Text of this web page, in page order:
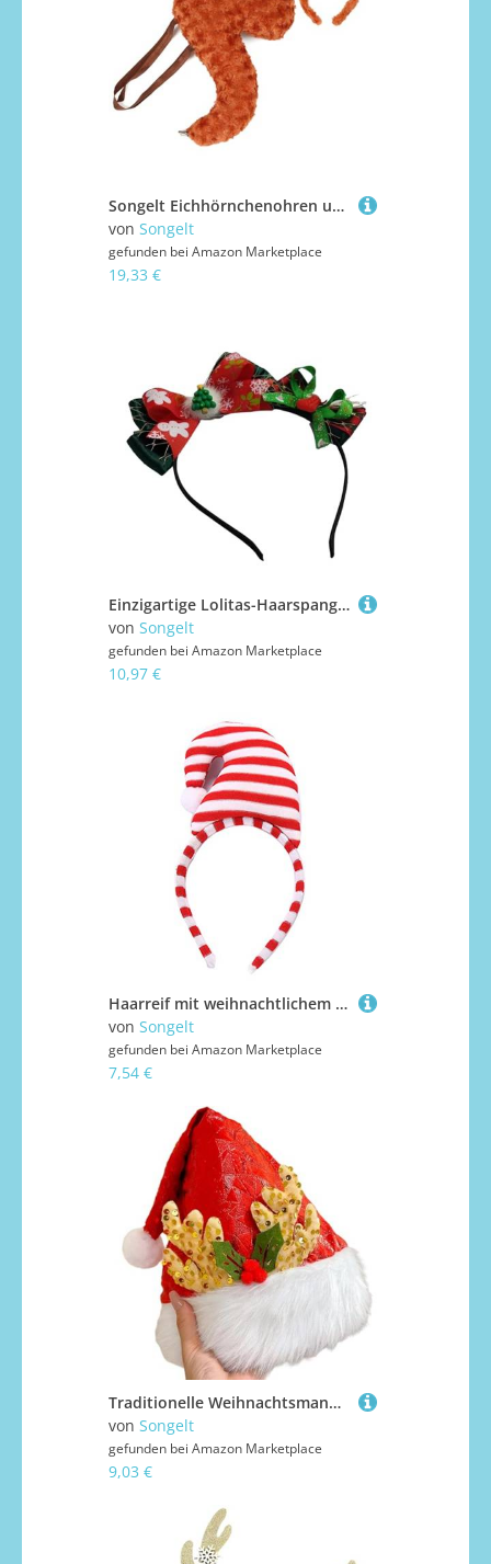
Songelt Eichhörnchenohren und Schwanz-Set mit Stirnband, Tier-Cosplay-Kostüm, Zubehör für Halloween, Eichhörnchen, Stirnband mit Kit
von Songelt
gefunden bei Amazon Marketplace
19,33 €
Einzigartige Lolitas-Haarspange mit Weihnachtsmütze/Hirschgeweih, Vintage-Stil, festlicher Charme für Mädchen, handgefertigt mit festlichen Dekorationen, süßes Accessoire, handgefertigter Hut
von Songelt
gefunden bei Amazon Marketplace
10,97 €
Haarreif mit weihnachtlichem Ohr, Partyzubehör, Hut, Neujahrsparty, Weihnachts-Stirnband
von Songelt
gefunden bei Amazon Marketplace
7,54 €
Traditionelle Weihnachtsmannmütze, warm, langlebig, Weihnachten, fröhliche Feiertagskopfbedeckung für saisonale Aktivitäten, saisonales Party-Zubehör
von Songelt
gefunden bei Amazon Marketplace
9,03 €